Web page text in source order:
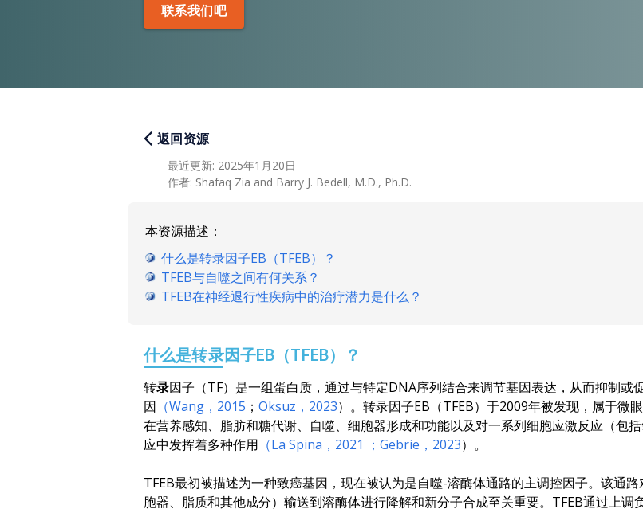
免疫组织化学（IHC) | 染色与分析服务
免疫荧光 | 多重染色服务
联系我们吧
返回资源
最近更新: 2025年1月20日
作者: Shafaq Zia and Barry J. Bedell, M.D., Ph.D.
本资源描述：
什么是转录因子EB（TFEB）？
TFEB与自噬之间有何关系？
TFEB在神经退行性疾病中的治疗潜力是什么？
什么是转录因子EB（TFEB）？
转录因子（TF）是一组蛋白质，通过与特定DNA序列结合来调节基因表达，从而抑制
因 （Wang，2015 ； Oksuz，2023）。转录因子EB（TFEB）于2009年被发现，属于微
在营养感知、脂肪和糖代谢、自噬、细胞器形成和功能以及对一系列细胞应激反应（包
应中发挥着多种作用 （La Spina，2021 ；Gebrie，2023）。
TFEB最初被描述为一种致癌基因，现在被认为是自噬-溶酶体通路的主调控因子。该通
胞器、脂质和其他成分）输送到溶酶体进行降解和新分子合成至关重要。TFEB通过上